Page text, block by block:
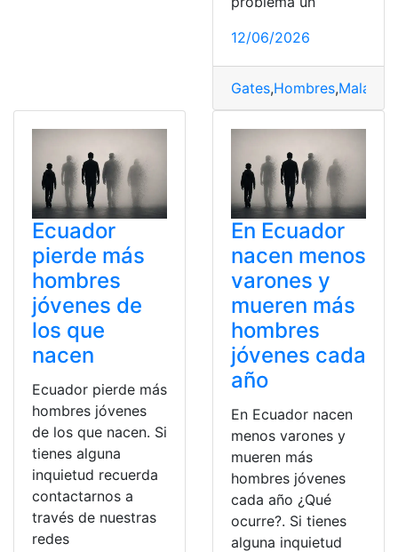
12/06/2026
Gates,Hombres,Mala
Ecuador
pierde más
hombres
jóvenes de
los que
nacen
Ecuador pierde más
hombres jóvenes
de los que nacen. Si
tienes alguna
inquietud recuerda
contactarnos a
través de nuestras
redes
En Ecuador
nacen menos
varones y
mueren más
hombres
jóvenes cada
año
En Ecuador nacen
menos varones y
mueren más
hombres jóvenes
cada año ¿Qué
ocurre?. Si tienes
alguna inquietud